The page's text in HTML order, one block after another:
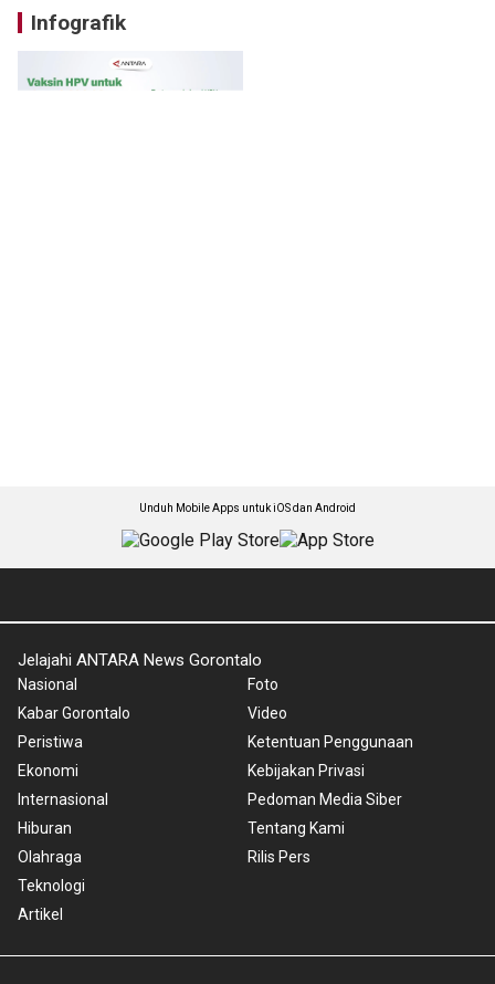
Infografik
Unduh Mobile Apps untuk iOS dan Android
Jelajahi ANTARA News Gorontalo
Nasional
Kabar Gorontalo
Peristiwa
Ekonomi
Internasional
Hiburan
Olahraga
Teknologi
Artikel
Foto
Video
Ketentuan Penggunaan
Kebijakan Privasi
Pedoman Media Siber
Tentang Kami
Rilis Pers